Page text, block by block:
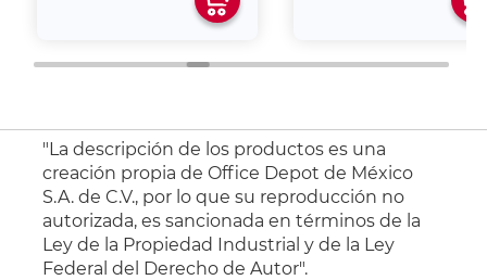
"La descripción de los productos es una
creación propia de Office Depot de México
S.A. de C.V., por lo que su reproducción no
autorizada, es sancionada en términos de la
Ley de la Propiedad Industrial y de la Ley
Federal del Derecho de Autor".